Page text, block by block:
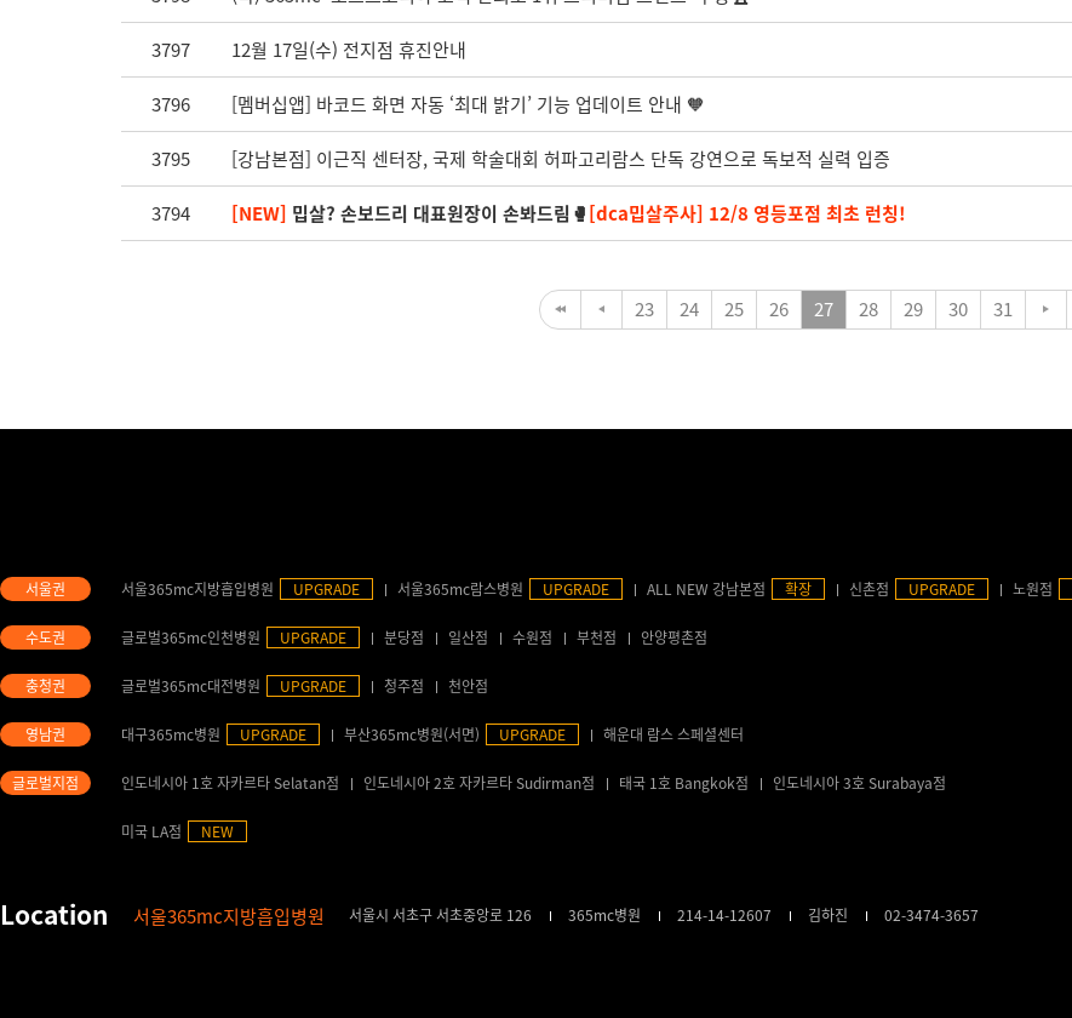
3797 12월 17일(수) 전지점 휴진안내
3796 [멤버십앱] 바코드 화면 자동 ‘최대 밝기’ 기능 업데이트 안내 🧡
3795 [강남본점] 이근직 센터장, 국제 학술대회 허파고리람스 단독 강연으로 독보적 실력 입증
3794 [NEW] 밉살? 손보드리 대표원장이 손봐드림🥊[dca밉살주사] 12/8 영등포점 최초 런칭!
23 24 25 26 27 28 29 30 31
서울365mc지방흡입병원 UPGRADE 서울365mc람스병원 UPGRADE ALL NEW 강남본점 확장 신촌점 UPGRADE 노원점
글로벌365mc인천병원 UPGRADE 분당점 일산점 수원점 부천점 안양평촌점
글로벌365mc대전병원 UPGRADE 청주점 천안점
대구365mc병원 UPGRADE 부산365mc병원(서면) UPGRADE 해운대 람스 스페셜센터
인도네시아 1호 자카르타 Selatan점 인도네시아 2호 자카르타 Sudirman점 태국 1호 Bangkok점 인도네시아 3호 Surabaya점
미국 LA점 NEW
서울365mc지방흡입병원 서울시 서초구 서초중앙로 126 365mc병원 214-14-12607 김하진 02-3474-3657